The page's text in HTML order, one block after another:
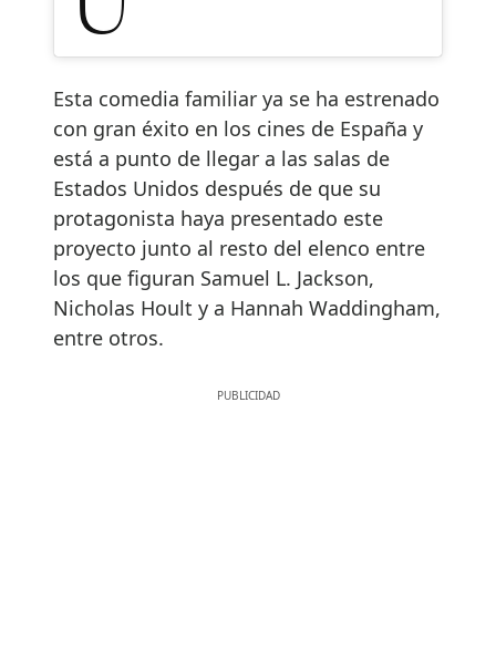
Esta comedia familiar ya se ha estrenado
con gran éxito en los cines de España y
está a punto de llegar a las salas de
Estados Unidos después de que su
protagonista haya presentado este
proyecto junto al resto del elenco entre
los que figuran Samuel L. Jackson,
Nicholas Hoult y a Hannah Waddingham,
entre otros.